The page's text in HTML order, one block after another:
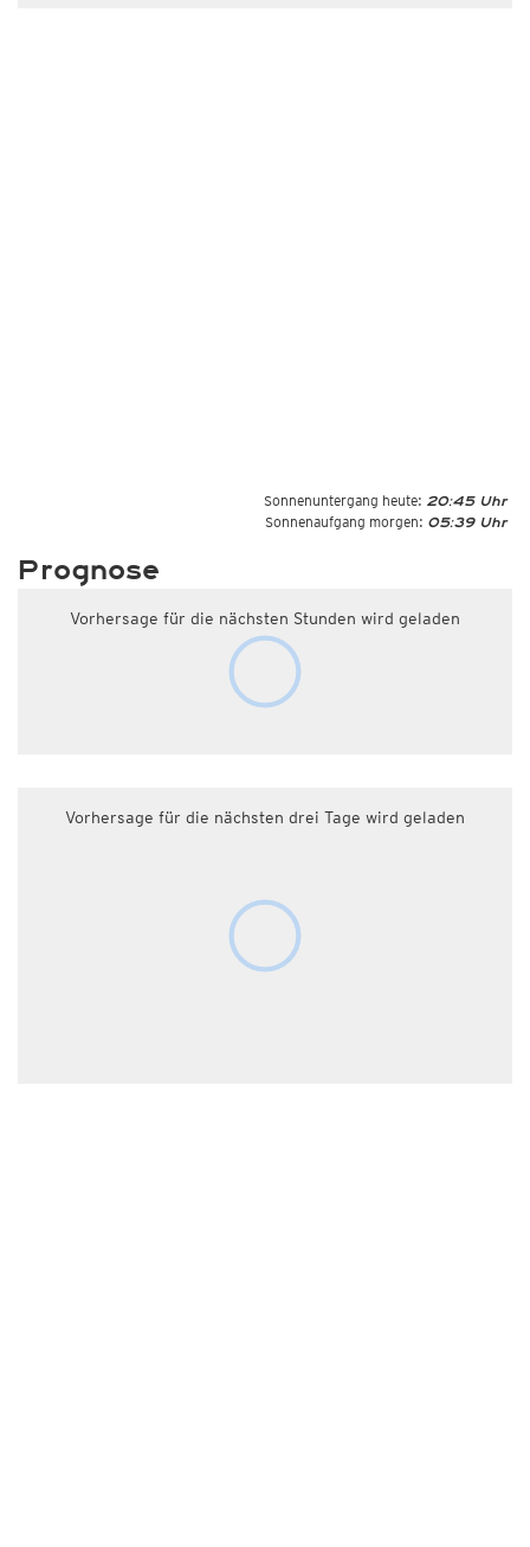
Sonnenuntergang heute: 20:45 Uhr
Sonnenaufgang morgen: 05:39 Uhr
Prognose
Vorhersage für die nächsten Stunden wird geladen
Vorhersage für die nächsten drei Tage wird geladen